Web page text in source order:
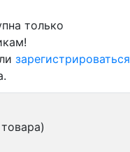
только
зарегистрироваться